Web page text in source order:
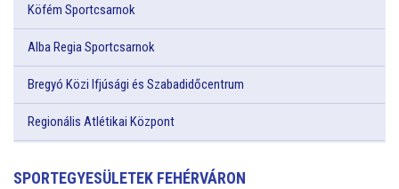
Köfém Sportcsarnok
Alba Regia Sportcsarnok
Bregyó Közi Ifjúsági és Szabadidőcentrum
Regionális Atlétikai Központ
SPORTEGYESÜLETEK FEHÉRVÁRON